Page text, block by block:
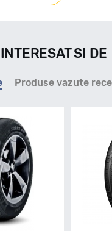
SI DE
Produse vazute